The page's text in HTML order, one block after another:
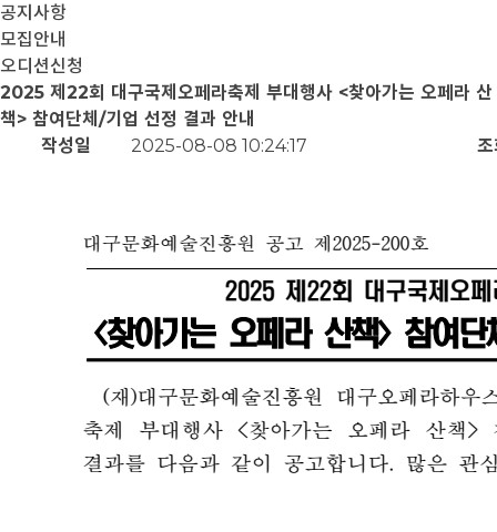
공지사항
모집안내
오디션신청
2025 제22회 대구국제오페라축제 부대행사 <찾아가는 오페라 산
책> 참여단체/기업 선정 결과 안내
작성일
2025-08-08 10:24:17